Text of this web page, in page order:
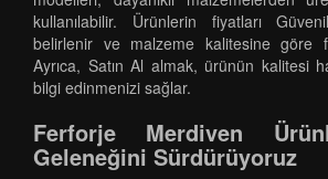
kullanılabilir. Ürünlerin fiyatları
belirlenir ve malzeme kalitesine göre
Ayrıca, Satın Al almak, ürünün kalitesi
bilgi edinmenizi sağlar.
Ferforje Merdiven
Geleneğini Sürdürüyoruz